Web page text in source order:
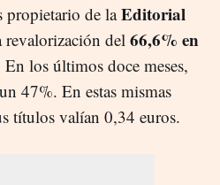
propietario de laEditorial
revalorización del 66,6% en
En los últimos doce meses,
47%. En estas mismas
títulos valían 0,34 euros.